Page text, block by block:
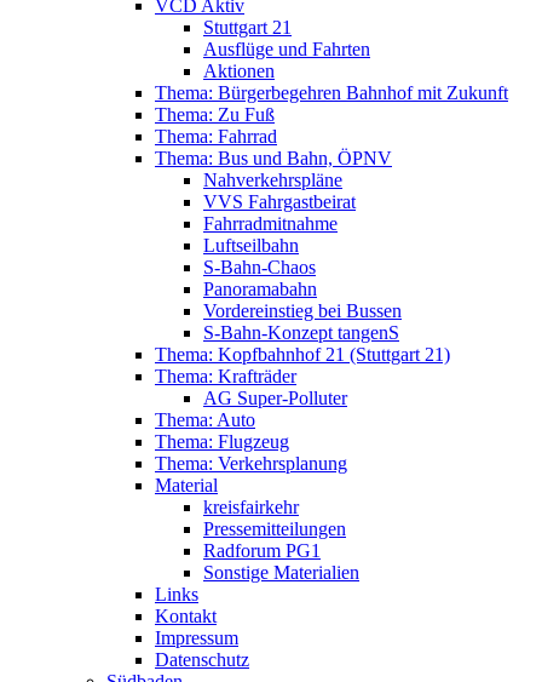
VCD Aktiv
Stuttgart 21
Ausflüge und Fahrten
Aktionen
Thema: Bürgerbegehren Bahnhof mit Zukunft
Thema: Zu Fuß
Thema: Fahrrad
Thema: Bus und Bahn, ÖPNV
Nahverkehrspläne
VVS Fahrgastbeirat
Fahrradmitnahme
Luftseilbahn
S-Bahn-Chaos
Panoramabahn
Vordereinstieg bei Bussen
S-Bahn-Konzept tangenS
Thema: Kopfbahnhof 21 (Stuttgart 21)
Thema: Krafträder
AG Super-Polluter
Thema: Auto
Thema: Flugzeug
Thema: Verkehrsplanung
Material
kreisfairkehr
Pressemitteilungen
Radforum PG1
Sonstige Materialien
Links
Kontakt
Impressum
Datenschutz